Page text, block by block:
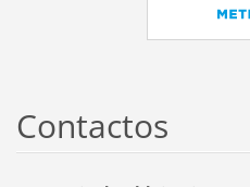
Contactos